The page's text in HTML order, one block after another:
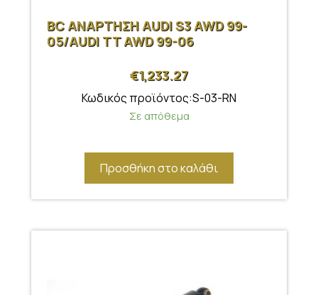
BC ΑΝΑΡΤΗΣΗ AUDI S3 AWD 99-
05/AUDI TT AWD 99-06
€1,233.27
Κωδικός προϊόντος:S-03-RN
Σε απόθεμα
Προσθήκη στο καλάθι